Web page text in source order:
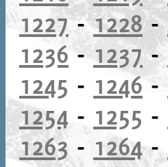
1227-1228-
1236-1237-
1245 - 1246-
1254 - 1255 -
1263- 1264-